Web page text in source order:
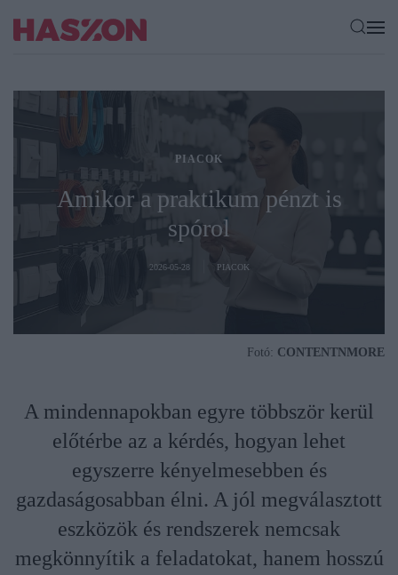
PIACOK
Amikor a praktikum pénzt is
spórol
2026-05-28 PIACOK
Fotó: CONTENTNMORE
A mindennapokban egyre többször kerül
előtérbe az a kérdés, hogyan lehet
egyszerre kényelmesebben és
gazdaságosabban élni. A jól megválasztott
eszközök és rendszerek nemcsak
megkönnyítik a feladatokat, hanem hosszú